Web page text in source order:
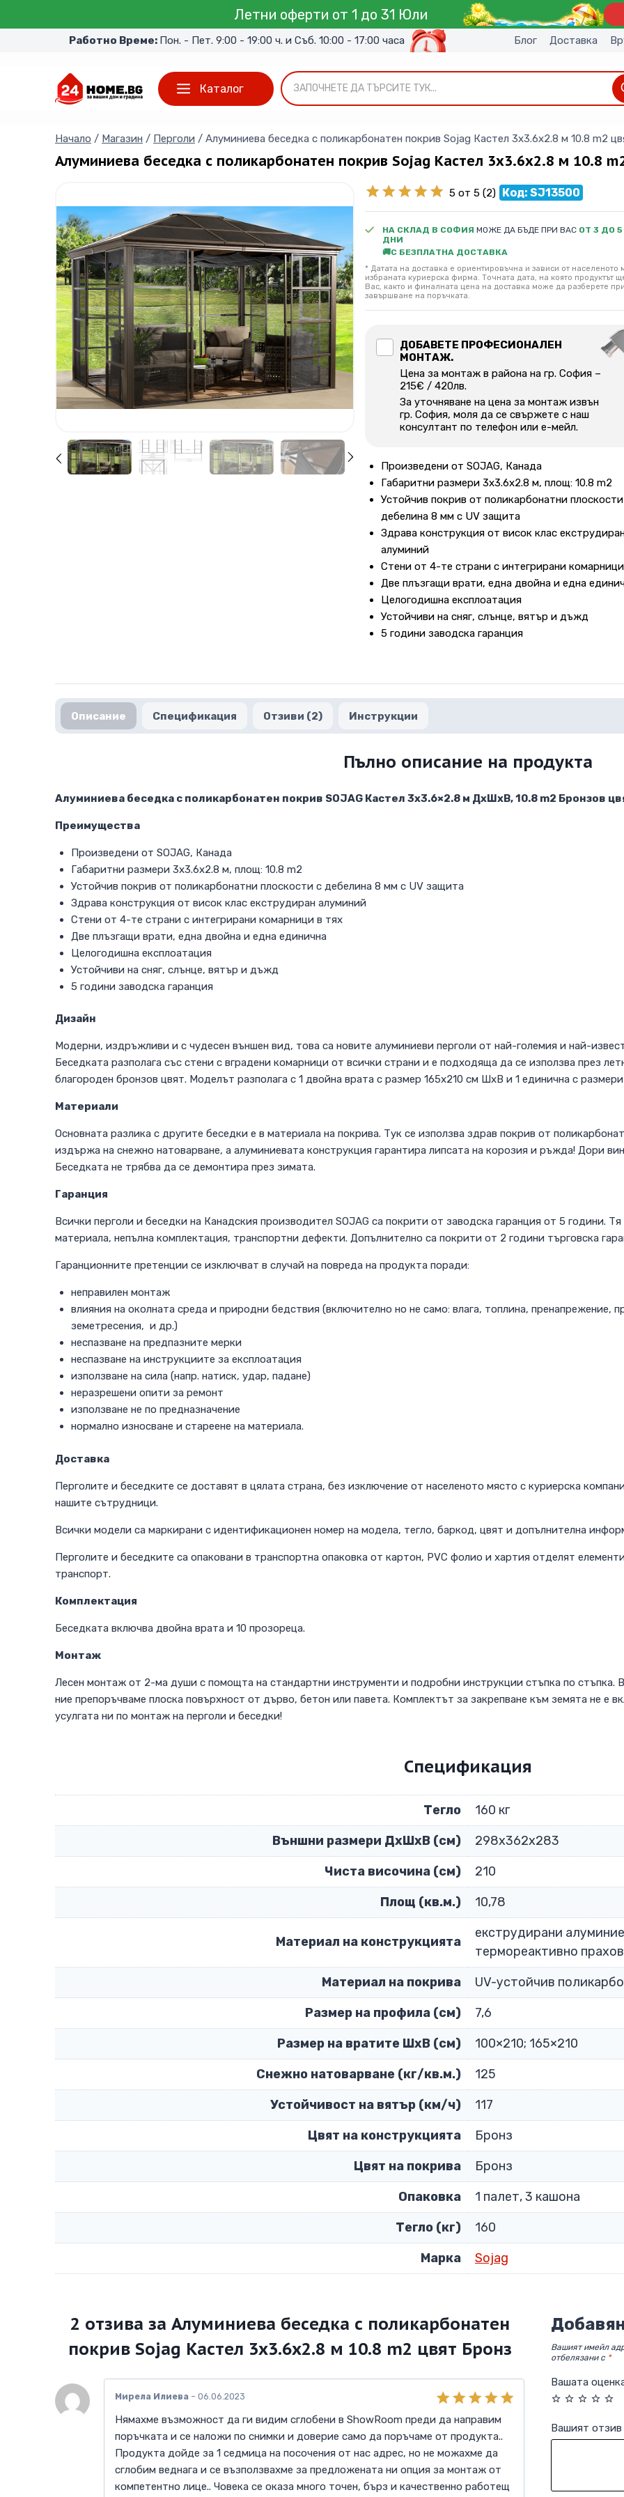
Летни оферти от 1 до 31 Юли
Блог Доставка
Работно Време: Пон. - Пет. 9:00 - 19:00 ч. и Съб. 10:00 - 17:00 часа
Каталог ЗАПОЧНЕТЕ ДА ТЪРСИТЕ ТУК...
Алуминиева беседка с поликарбонатен покрив Sojag Кастел 3х3.6х2.8 м 10.8
Начало / Магазин / Перголи / Алуминиева беседка с поликарбонатен покрив Sojag Кастел 3х3.6х2.8 м 10.8 m2
5 от 5(2) Код: SJ13500
НА СКЛАД В СОФИЯ МОЖЕ ДА БЪДЕ ПРИ ВАС ОТ 3 ДО
ДНИ
🚚С БЕЗПЛАТНА ДОСТАВКА
* Датата на доставка е ориентировъчна и зависи от населеното
избраната куриерска фирма. Точната дата, на която продуктът
Вас, както и финалната цена на доставка може да разберете
завършване на поръчката.
ДОБАВЕТЕ ПРОФЕСИОНАЛЕН
МОНТАЖ.
Цена за монтаж в района на гр. София –
215€ / 420лв.
За уточняване на цена за монтаж извън
гр. София, моля да се свържете с наш
консултант по телефон или е-мейл.
Произведени от SOJAG, Канада
Габаритни размери 3х3.6х2.8 м, площ: 10.8 m2
Устойчив покрив от поликарбонатни
дебелина 8 мм с UV защита
Здрава конструкция от висок клас
алуминий
Стени от 4-те страни с интегрирани
Две плъзгащи врати, една двойна и една
Целогодишна експлоатация
Устойчиви на сняг, слънце, вятър и дъжд
5 години заводска гаранция
Описание Спецификация Отзиви (2) Инструкции
Пълно описание на продукта
Алуминиева беседка с поликарбонатен покрив SOJAG Кастел 3х3.6×2.8 м ДхШхВ, 10.8 m2 Бронзов
Преимущества
Произведени от SOJAG, Канада
Габаритни размери 3х3.6х2.8 м, площ: 10.8 m2
Устойчив покрив от поликарбонатни плоскости с дебелина 8 мм с UV защита
Здрава конструкция от висок клас екструдиран алуминий
Стени от 4-те страни с интегрирани комарници в тях
Две плъзгащи врати, една двойна и една единична
Целогодишна експлоатация
Устойчиви на сняг, слънце, вятър и дъжд
5 години заводска гаранция
Дизайн
Модерни, издръжливи и с чудесен външен вид, това са новите алуминиеви перголи от най-големия и най-
Беседката разполага със стени с вградени комарници от всички страни и е подходяща да се използва през
благороден бронзов цвят. Моделът разполага с 1 двойна врата с размер 165х210 см ШхВ и 1 единична с
Материали
Основната разлика с другите беседки е в материала на покрива. Тук се използва здрав покрив от
издържа на снежно натоварване, а алуминиевата конструкция гарантира липсата на корозия и ръжда! Дори
Беседката не трябва да се демонтира през зимата.
Гаранция
Всички перголи и беседки на Канадския производител SOJAG са покрити от заводска гаранция от 5 години.
материала, непълна комплектация, транспортни дефекти. Допълнително са покрити от 2 години търговска
Гаранционните претенции се изключват в случай на повреда на продукта поради:
неправилен монтаж
влияния на околната среда и природни бедствия (включително но не само: влага, топлина, пренапрежение,
земетресения, и др.)
неспазване на предпазните мерки
неспазване на инструкциите за експлоатация
използване на сила (напр. натиск, удар, падане)
неразрешени опити за ремонт
използване не по предназначение
нормално износване и стареене на материала.
Доставка
Перголите и беседките се доставят в цялата страна, без изключение от населеното място с куриерска
нашите сътрудници.
Всички модели са маркирани с идентификационен номер на модела, тегло, баркод, цвят и допълнителна
Перголите и беседките са опаковани в транспортна опаковка от картон, PVC фолио и хартия отделят
транспорт.
Комплектация
Беседката включва двойна врата и 10 прозореца.
Монтаж
Лесен монтаж от 2-ма души с помощта на стандартни инструменти и подробни инструкции стъпка по стъпка.
ние препоръчваме плоска повърхност от дърво, бетон или павета. Комплектът за закрепване към земята не е
усулгата ни по монтаж на перголи и беседки!
Спецификация
Тегло
160 кг
Външни размери ДxШxВ (см)
298x362x283
Чиста височина (см)
210
Площ (кв.м.)
10,78
Материал на конструкцията
екструдирани
термореактивно
Материал на покрива
UV-устойчив
Размер на профила (см)
7,6
Размер на вратите ШхВ (см)
100×210; 165×210
Снежно натоварване (кг/кв.м.)
125
Устойчивост на вятър (км/ч)
117
Цвят на конструкцията
Бронз
Цвят на покрива
Бронз
Опаковка
1 палет, 3 кашона
Тегло (кг)
160
Марка
Sojag
2 отзива за Алуминиева беседка с поликарбонатен
покрив Sojag Кастел 3х3.6х2.8 м 10.8 m2 цвят Бронз
Оценено с
5от 5
Мирела Илиева – 06.06.2023
Нямахме възможност да ги видим сглобени в ShowRoom преди да направим
поръчката и се наложи по снимки и доверие само да поръчаме от продукта..
Продукта дойде за 1 седмица на посочения от нас адрес, но не можахме да
сглобим веднага и се възползвахме за предложената ни опция за монтаж от
компетентно лице.. Човека се оказа много точен, бърз и качественно работещ
Вашият имейл
отбелязани с *
Вашата
Вашият отзив